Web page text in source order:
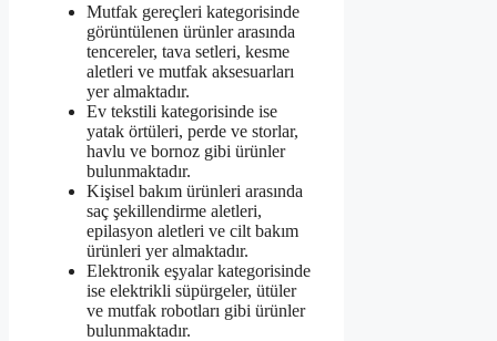
Mutfak gereçleri kategorisinde
görüntülenen ürünler arasında
tencereler, tava setleri, kesme
aletleri ve mutfak aksesuarları
yer almaktadır.
Ev tekstili kategorisinde ise
yatak örtüleri, perde ve storlar,
havlu ve bornoz gibi ürünler
bulunmaktadır.
Kişisel bakım ürünleri arasında
saç şekillendirme aletleri,
epilasyon aletleri ve cilt bakım
ürünleri yer almaktadır.
Elektronik eşyalar kategorisinde
ise elektrikli süpürgeler, ütüler
ve mutfak robotları gibi ürünler
bulunmaktadır.